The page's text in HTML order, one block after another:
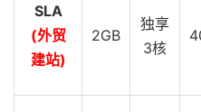
SLA
(外贸
建站)
2GB
独享
3核